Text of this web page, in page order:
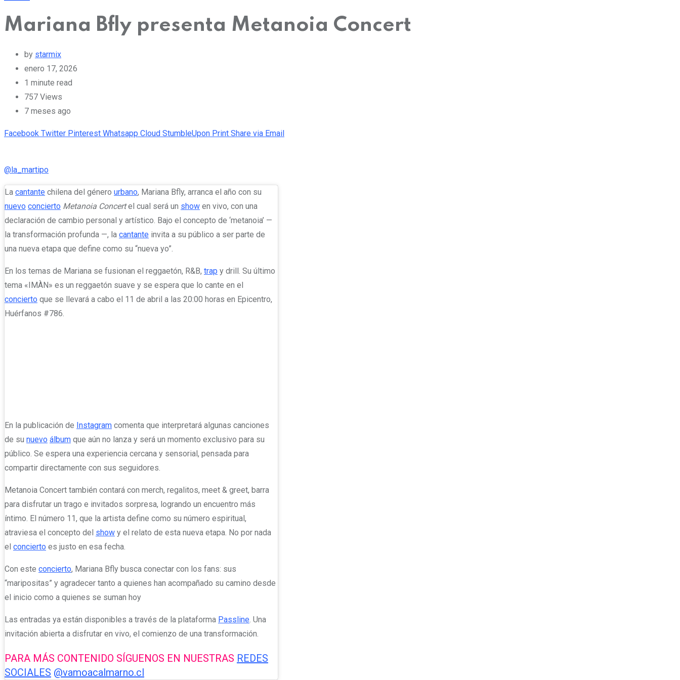
Mariana Bfly presenta Metanoia Concert
by starmix
enero 17, 2026
1 minute read
757 Views
7 meses ago
Facebook Twitter Pinterest Whatsapp Cloud StumbleUpon Print Share via Email
@la_martipo
La cantante chilena del género urbano, Mariana Bfly, arranca el año con su
nuevo concierto Metanoia Concertel cual será un show en vivo, con una
declaración de cambio personal y artístico. Bajo el concepto de ‘metanoia’ —
la transformación profunda —, la cantante invita a su público a ser parte de
una nueva etapa que define como su “nueva yo”.
En los temas de Mariana se fusionan el reggaetón, R&B, trap y drill. Su último
tema «IMÀN» es un reggaetón suave y se espera que lo cante en el
concierto que se llevará a cabo el 11 de abril a las 20:00 horas en Epicentro,
Huérfanos #786.
En la publicación de Instagram comenta que interpretará algunas canciones
de su nuevo álbum que aún no lanza y será un momento exclusivo para su
público. Se espera una experiencia cercana y sensorial, pensada para
compartir directamente con sus seguidores.
Metanoia Concert también contará con merch, regalitos, meet & greet, barra
para disfrutar un trago e invitados sorpresa, logrando un encuentro más
íntimo. El número 11, que la artista define como su número espiritual,
atraviesa el concepto del show y el relato de esta nueva etapa. No por nada
el concierto es justo en esa fecha.
Con este concierto, Mariana Bfly busca conectar con los fans: sus
“maripositas” y agradecer tanto a quienes han acompañado su camino desde
el inicio como a quienes se suman hoy
Las entradas ya están disponibles a través de la plataforma Passline . Una
invitación abierta a disfrutar en vivo, el comienzo de una transformación.
PARA MÁS CONTENIDO SÍGUENOS EN NUESTRAS REDES
SOCIALES @vamoacalmarno.cl